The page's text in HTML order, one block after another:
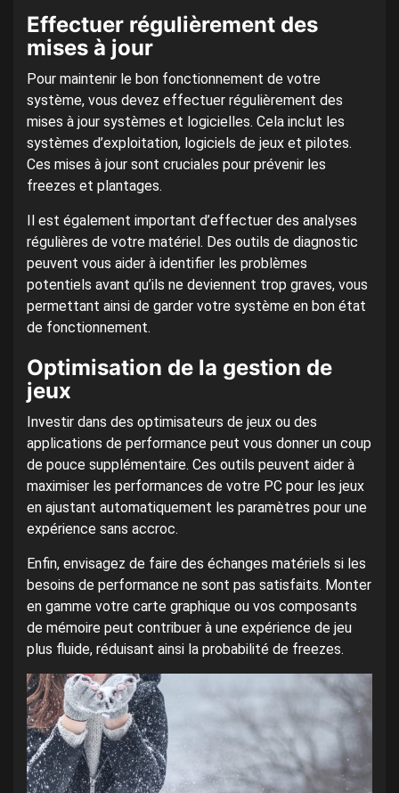
Effectuer régulièrement des
mises à jour
Pour maintenir le bon fonctionnement de votre
système, vous devez effectuer régulièrement des
mises à jour systèmes et logicielles. Cela inclut les
systèmes d’exploitation, logiciels de jeux et pilotes.
Ces mises à jour sont cruciales pour prévenir les
freezes et plantages.
Il est également important d’effectuer des analyses
régulières de votre matériel. Des outils de diagnostic
peuvent vous aider à identifier les problèmes
potentiels avant qu’ils ne deviennent trop graves, vous
permettant ainsi de garder votre système en bon état
de fonctionnement.
Optimisation de la gestion de
jeux
Investir dans des optimisateurs de jeux ou des
applications de performance peut vous donner un coup
de pouce supplémentaire. Ces outils peuvent aider à
maximiser les performances de votre PC pour les jeux
en ajustant automatiquement les paramètres pour une
expérience sans accroc.
Enfin, envisagez de faire des échanges matériels si les
besoins de performance ne sont pas satisfaits. Monter
en gamme votre carte graphique ou vos composants
de mémoire peut contribuer à une expérience de jeu
plus fluide, réduisant ainsi la probabilité de freezes.